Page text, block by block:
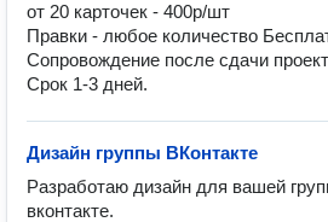
от 20 карточек - 400р/шт
Правки - любое количество
Сопровождение после сдачи
Срок 1-3 дней.
Дизайн группы ВКонтакте
Разработаю дизайн для вашей
вконтакте.